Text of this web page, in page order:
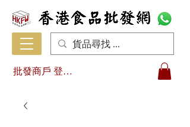
批發商戶 登入/註冊